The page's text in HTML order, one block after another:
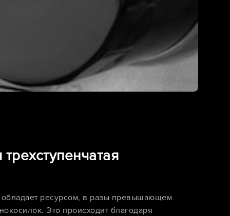
ресурсом, в разы превышающем
Это происходит благодаря